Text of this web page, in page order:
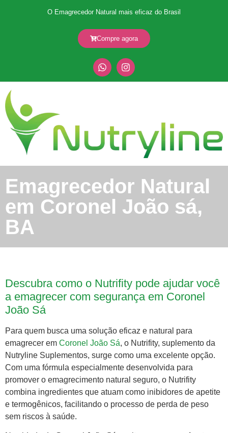
O Emagrecedor Natural mais eficaz do Brasil
Compre agora
Emagrecedor Natural
em Coronel João sá,
BA
Descubra como o Nutrifity pode ajudar você
a emagrecer com segurança em Coronel
João Sá
Para quem busca uma solução eficaz e natural para
emagrecer em Coronel João Sá, o Nutrifity, suplemento da
Nutryline Suplementos, surge como uma excelente opção.
Com uma fórmula especialmente desenvolvida para
promover o emagrecimento natural seguro, o Nutrifity
combina ingredientes que atuam como inibidores de apetite
e termogênicos, facilitando o processo de perda de peso
sem riscos à saúde.